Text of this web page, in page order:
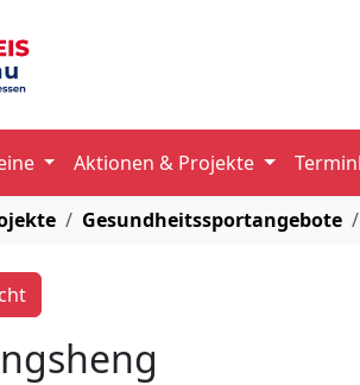
Aktionen & Projekte
Gesundheitssportangebote